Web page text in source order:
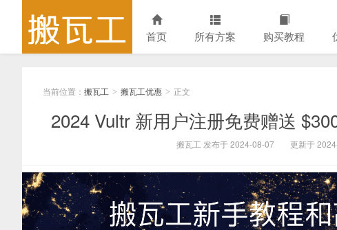
首页 所有方案 购买教程
当前位置： 搬瓦工 > 搬瓦工优惠 > 正文
2024 Vultr 新用户注册免费赠送
搬瓦工 发布于 2024-08-07 更新于